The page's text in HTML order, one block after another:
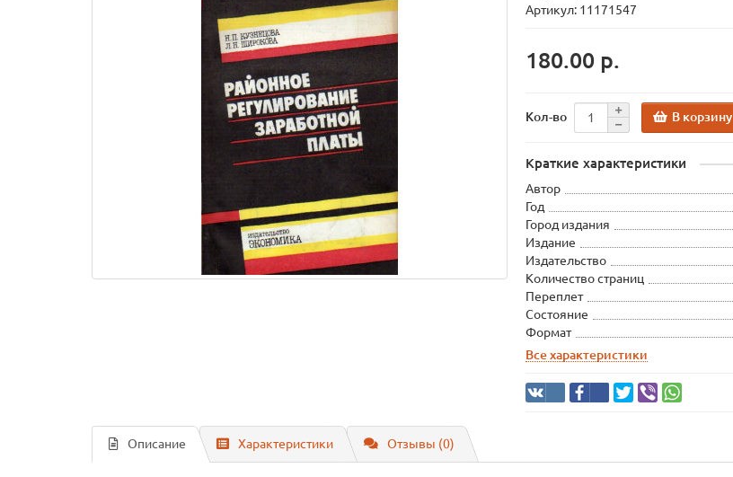
Артикул: 11171547
180.00 р.
Кол-во В корзину
Краткие характеристики
Автор
Год
Город издания
Издание
Издательство
Количество страниц
Переплет
Состояние
Формат
Все характеристики
Описание Характеристики Отзывы (0)